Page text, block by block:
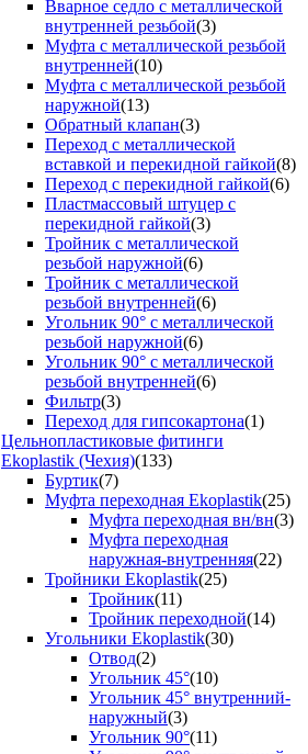
Вварное седло с металлической
внутренней резьбой(3)
Муфта с металлической резьбой
внутренней(10)
Муфта с металлической резьбой
наружной(13)
Обратный клапан(3)
Переход с металлической
вставкой и перекидной гайкой(8)
Переход с перекидной гайкой(6)
Пластмассовый штуцер с
перекидной гайкой(3)
Тройник с металлической
резьбой наружной(6)
Тройник с металлической
резьбой внутренней(6)
Угольник 90° с металлической
резьбой наружной(6)
Угольник 90° с металлической
резьбой внутренней(6)
Фильтр(3)
Переход для гипсокартона(1)
Цельнопластиковые фитинги
Ekoplastik (Чехия)(133)
Буртик(7)
Муфта переходная Ekoplastik(25)
Муфта переходная вн/вн(3)
Муфта переходная
наружная-внутренняя(22)
Тройники Ekoplastik(25)
Тройник(11)
Тройник переходной(14)
Угольники Ekoplastik(30)
Отвод(2)
Угольник 45°(10)
Угольник 45° внутренний-
наружный(3)
Угольник 90°(11)